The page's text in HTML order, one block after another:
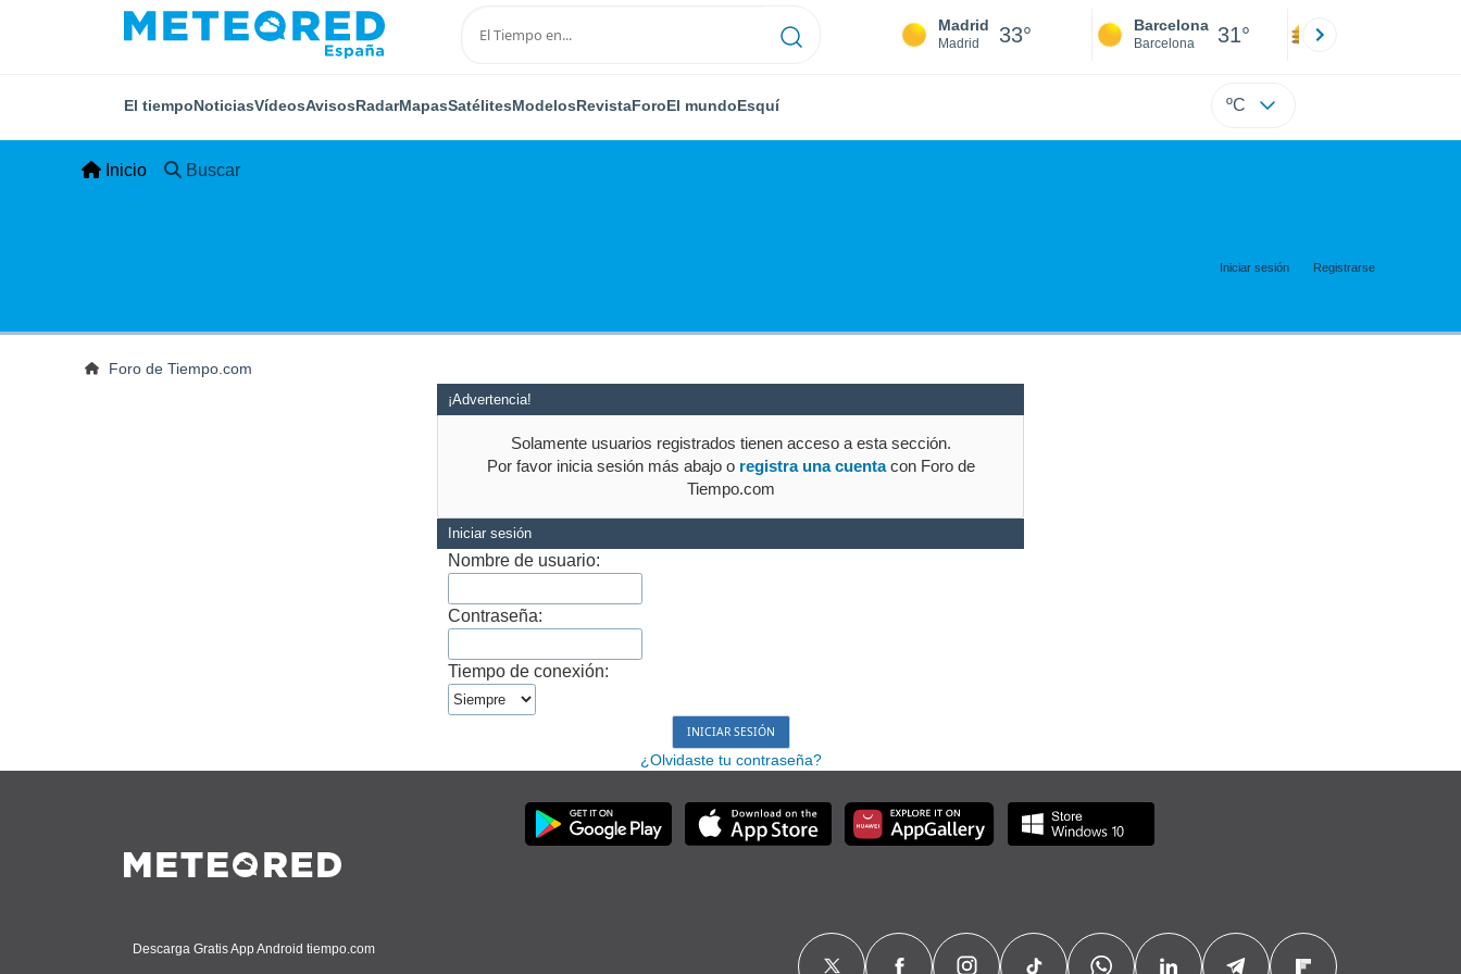
Madrid
Madrid 33° Barcelona
Barcelona 31°
El tiempoNoticiasVídeosAvisosRadarMapasSatélitesModelosRevistaForoEl mundoEsquí ºC
Inicio Buscar
Iniciar sesión Registrarse
Foro de Tiempo.com
¡Advertencia!
Solamente usuarios registrados tienen acceso a esta sección.
Por favor inicia sesión más abajo o registra una cuentacon Foro de
Tiempo.com
Iniciar sesión
Nombre de usuario:
Contraseña:
Tiempo de conexión:
¿Olvidaste tu contraseña?
Descarga Gratis App Android tiempo.com